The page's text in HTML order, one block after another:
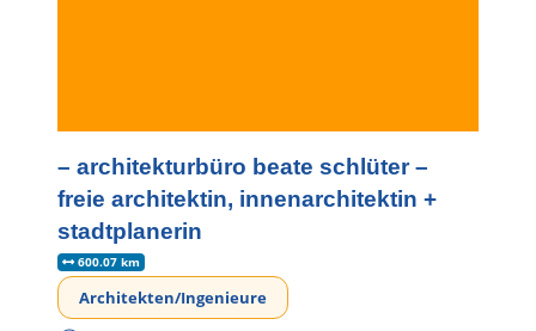
– architekturbüro beate schlüter –
freie architektin, innenarchitektin +
stadtplanerin
600.07 km
Architekten/Ingenieure